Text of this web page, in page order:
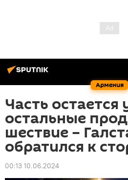
Армения
Часть остается
остальные
шествие –
обратился к
00:13 10.06.2024